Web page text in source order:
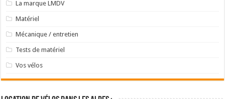
La marque LMDV
Matériel
Mécanique / entretien
Tests de matériel
Vos vélos